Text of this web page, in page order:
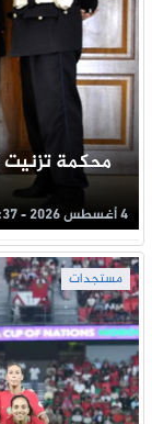
محكمة
4 أغسطس 2026 - 10:37
مستجدات